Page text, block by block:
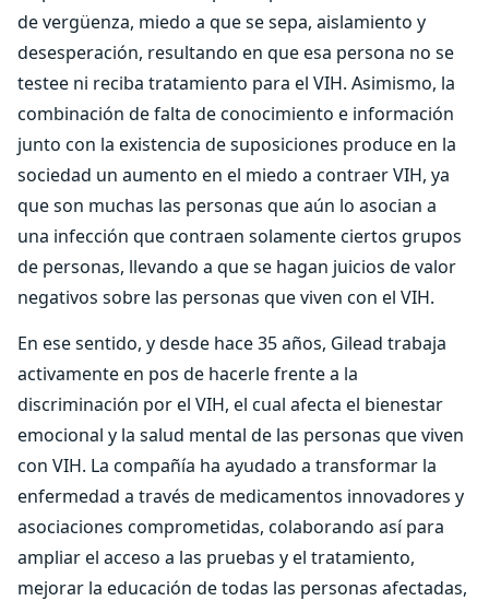
de vergüenza, miedo a que se sepa, aislamiento y
desesperación, resultando en que esa persona no se
testee ni reciba tratamiento para el VIH. Asimismo, la
combinación de falta de conocimiento e información
junto con la existencia de suposiciones produce en la
sociedad un aumento en el miedo a contraer VIH, ya
que son muchas las personas que aún lo asocian a
una infección que contraen solamente ciertos grupos
de personas, llevando a que se hagan juicios de valor
negativos sobre las personas que viven con el VIH.
En ese sentido, y desde hace 35 años, Gilead trabaja
activamente en pos de hacerle frente a la
discriminación por el VIH, el cual afecta el bienestar
emocional y la salud mental de las personas que viven
con VIH. La compañía ha ayudado a transformar la
enfermedad a través de medicamentos innovadores y
asociaciones comprometidas, colaborando así para
ampliar el acceso a las pruebas y el tratamiento,
mejorar la educación de todas las personas afectadas,